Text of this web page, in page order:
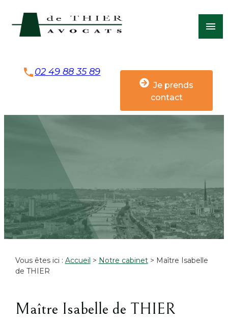
menu
02 49 88 35 89
Je prends
contact
Vous êtes ici : Accueil > Notre cabinet> Maître Isabelle
de THIER
Maître Isabelle de THIER